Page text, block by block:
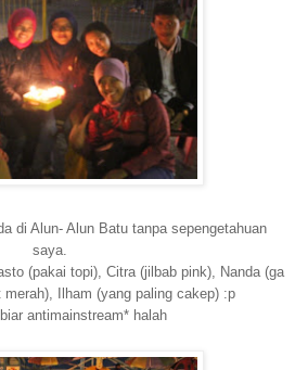
di Alun- Alun Batu tanpa sepengetahuan
saya.
(pakai topi), Citra (jilbab pink), Nanda (ga
merah), Ilham (yang paling cakep) :p
antimainstream* halah